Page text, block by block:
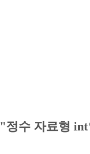
"정수 자료형